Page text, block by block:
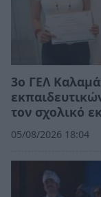
3ο ΓΕΛ
τον σχολικό
05/08/2026 18:04